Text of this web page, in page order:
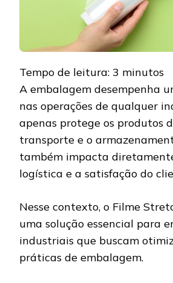
Tempo de leitura: 3 minutos
A embalagem desempenha
nas operações de qualquer
apenas protege os produtos
transporte e o
também impacta
logística e a satisfação do
Nesse contexto, o Filme
uma solução essencial para
industriais que buscam
práticas de embalagem.